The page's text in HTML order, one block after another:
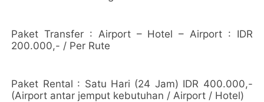
Paket Transfer : Airport – Hotel – Airport : IDR
200.000,- / Per Rute
Paket Rental : Satu Hari (24 Jam) IDR 400.000,-
(Airport antar jemput kebutuhan / Airport / Hotel)